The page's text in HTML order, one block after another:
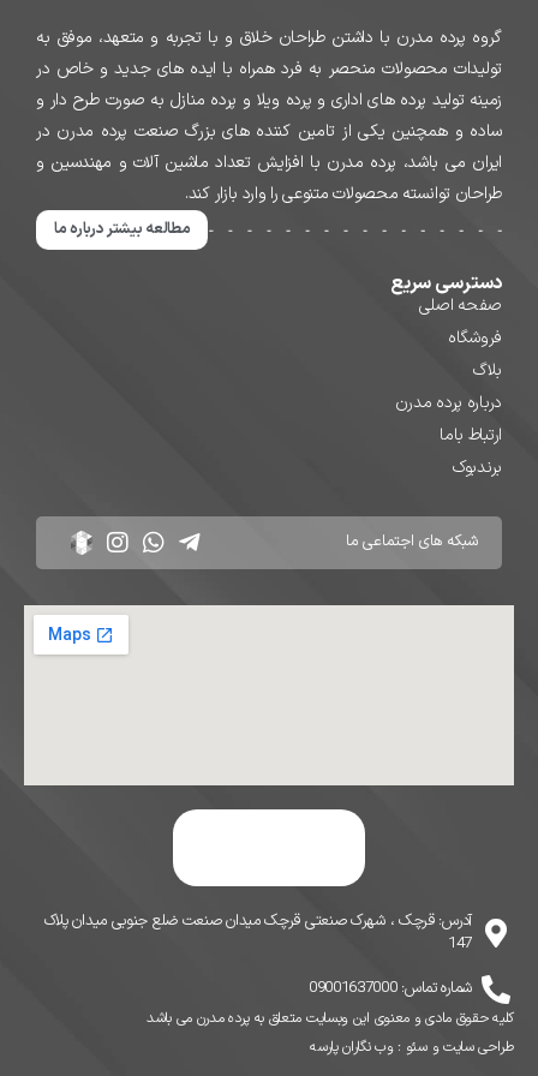
گروه پرده مدرن با داشتن طراحان خلاق و با تجربه و متعهد، موفق به
تولیدات محصولات منحصر به فرد همراه با ایده های جدید و خاص در
زمینه تولید پرده های اداری و پرده ویلا و پرده منازل به صورت طرح دار و
ساده و همچنین یکی از تامین کننده های بزرگ صنعت پرده مدرن در
ایران می باشد، پرده مدرن با افزایش تعداد ماشین آلات و مهندسین و
طراحان توانسته محصولات متنوعی را وارد بازار کند.
مطالعه بیشتر درباره ما
دسترسی سریع
صفحه اصلی
فروشگاه
بلاگ
درباره پرده مدرن
ارتباط باما
برندبوک
آدرس: قرچک ، شهرک صنعتی قرچک میدان صنعت ضلع جنوبی میدان پلاک
147
شماره تماس: 09001637000
کلیه حقوق مادی و معنوی این وبسایت متعلق به پرده مدرن می باشد
طراحی سایتوسئو :وب نگاران پارسه